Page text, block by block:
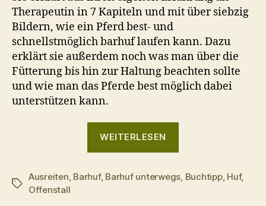
Therapeutin in 7 Kapiteln und mit über siebzig
Bildern, wie ein Pferd best- und
schnellstmöglich barhuf laufen kann. Dazu
erklärt sie außerdem noch was man über die
Fütterung bis hin zur Haltung beachten sollte
und wie man das Pferde best möglich dabei
unterstützen kann.
WEITERLESEN
barhuf
Schlagwörter
Ausreiten, Barhuf, Barhuf unterwegs, Buchtipp, Huf,
Offenstall